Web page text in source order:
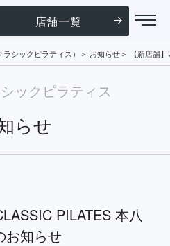
店舗一覧
シックピラティス） お知らせ 【新店舗
ックピラティス
らせ
PILATES 本八
お知らせ